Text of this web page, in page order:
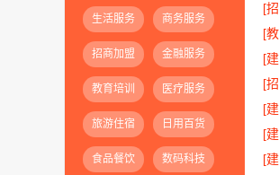
生活服务 商务服务
招商加盟 金融服务
教育培训 医疗服务
旅游住宿 日用百货
食品餐饮 数码科技
[
[
[
[
[
[
[